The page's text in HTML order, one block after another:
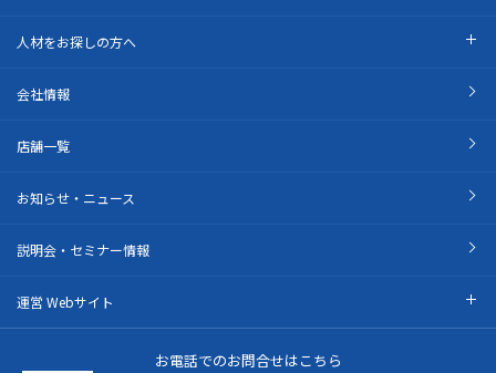
人材をお探しの方へ
会社情報
店舗一覧
お知らせ・ニュース
説明会・セミナー情報
運営 Webサイト
お電話でのお問合せはこちら